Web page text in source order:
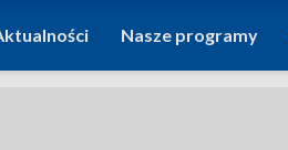
Nasze programy